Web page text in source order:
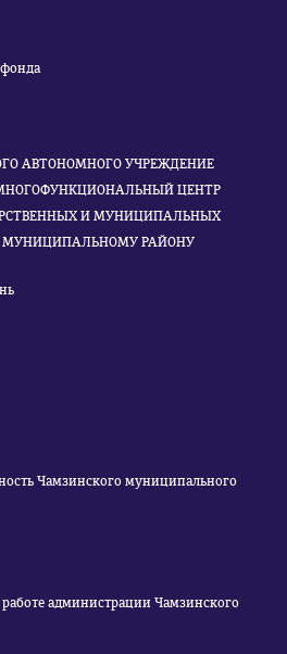
АВТОНОМНОГО УЧРЕЖДЕНИЕ
ЦЕНТР
И МУНИЦИПАЛЬНЫХ
МУНИЦИПАЛЬНОМУ РАЙОНУ
Чамзинского муниципального
администрации Чамзинского